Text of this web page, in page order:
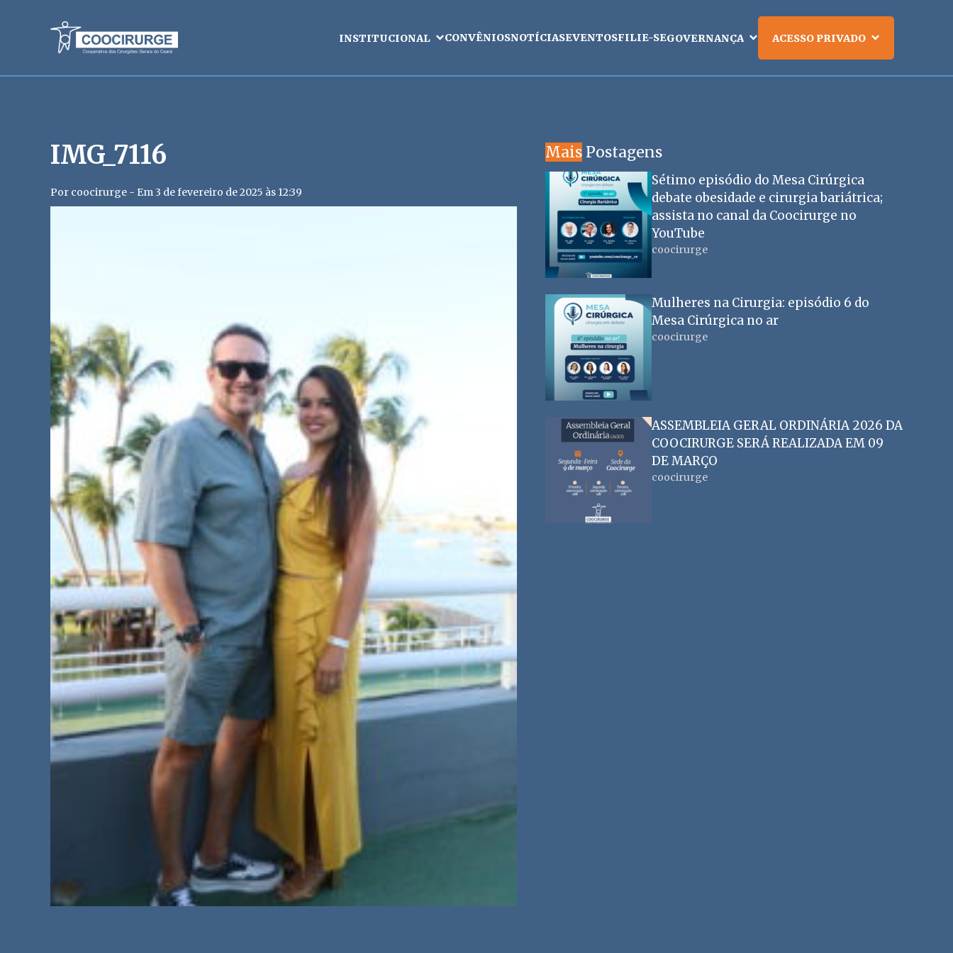
INSTITUCIONAL CONVÊNIOSNOTÍCIASEVENTOSFILIE-SEGOVERNANÇA ACESSO PRIVADO
IMG_7116
Por coocirurge - Em 3 de fevereiro de 2025 às 12:39
Mais Postagens
Sétimo episódio do Mesa Cirúrgica
debate obesidade e cirurgia bariátrica;
assista no canal da Coocirurge no
YouTube
coocirurge
Mulheres na Cirurgia: episódio 6 do
Mesa Cirúrgica no ar
coocirurge
ASSEMBLEIA GERAL ORDINÁRIA 2026 DA
COOCIRURGE SERÁ REALIZADA EM 09
DE MARÇO
coocirurge